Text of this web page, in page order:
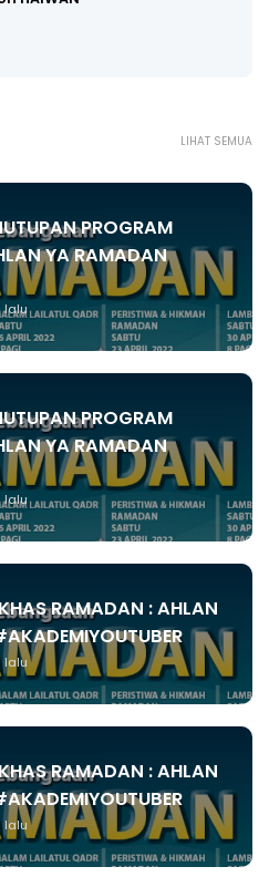
LIHAT SEMUA
PROGRAM
YA RAMADAN
lalu
PROGRAM
YA RAMADAN
lalu
RAMADAN : AHLAN
lalu
RAMADAN : AHLAN
lalu